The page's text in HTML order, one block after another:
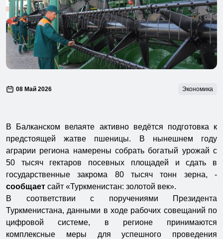
08 Май 2026 Экономика
В Балканском велаяте активно ведётся подготовка к
предстоящей жатве пшеницы. В нынешнем году
аграрии региона намерены собрать богатый урожай с
50 тысяч гектаров посевных площадей и сдать в
государственные закрома 80 тысяч тонн зерна, -
сообщает сайт «Туркменистан: золотой век».
В соответствии с поручениями Президента
Туркменистана, данными в ходе рабочих совещаний по
цифровой системе, в регионе принимаются
комплексные меры для успешного проведения